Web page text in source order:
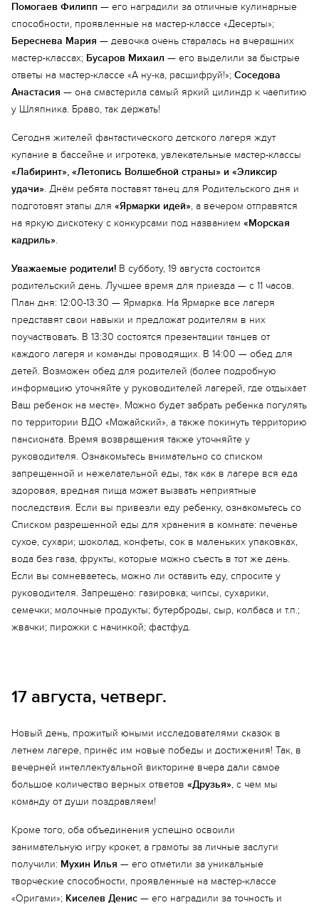
Помогаев Филипп — его наградили за отличные кулинарные
способности, проявленные на мастер-классе «Десерты»;
Береснева Мария — девочка очень старалась на вчерашних
мастер-классах; Бусаров Михаил — его выделили за быстрые
ответы на мастер-классе «А ну-ка, расшифруй!»; Соседова
Анастасия — она смастерила самый яркий цилиндр к чаепитию
у Шляпника. Браво, так держать!
Сегодня жителей фантастического детского лагеря ждут
купание в бассейне и игротека, увлекательные мастер-классы
«Лабиринт», «Летопись Волшебной страны» и «Эликсир
удачи». Днём ребята поставят танец для Родительского дня и
подготовят этапы для «Ярмарки идей», а вечером отправятся
на яркую дискотеку с конкурсами под названием «Морская
кадриль».
Уважаемые родители! В субботу, 19 августа состоится
родительский день. Лучшее время для приезда — с 11 часов.
План дня: 12:00-13:30 — Ярмарка. На Ярмарке все лагеря
представят свои навыки и предложат родителям в них
поучаствовать. В 13:30 состоятся презентации танцев от
каждого лагеря и команды проводящих. В 14:00 — обед для
детей. Возможен обед для родителей (более подробную
информацию уточняйте у руководителей лагерей, где отдыхает
Ваш ребенок на месте». Можно будет забрать ребенка погулять
по территории ВДО «Можайский», а также покинуть территорию
пансионата. Время возвращения также уточняйте у
руководителя. Ознакомьтесь внимательно со списком
запрещенной и нежелательной еды, так как в лагере вся еда
здоровая, вредная пища может вызвать неприятные
последствия. Если вы привезли еду ребенку, ознакомьтесь со
Списком разрешенной еды для хранения в комнате: печенье
сухое, сухари; шоколад, конфеты, сок в маленьких упаковках,
вода без газа, фрукты, которые можно съесть в тот же день.
Если вы сомневаетесь, можно ли оставить еду, спросите у
руководителя. Запрещено: газировка; чипсы, сухарики,
семечки; молочные продукты; бутерброды, сыр, колбаса и т.п.;
жвачки; пирожки с начинкой; фастфуд.
17 августа, четверг.
Новый день, прожитый юными исследователями сказок в
летнем лагере, принёс им новые победы и достижения! Так, в
вечерней интеллектуальной викторине вчера дали самое
большое количество верных ответов «Друзья», с чем мы
команду от души поздравляем!
Кроме того, оба объединения успешно освоили
занимательную игру крокет, а грамоты за личные заслуги
получили: Мухин Илья — его отметили за уникальные
творческие способности, проявленные на мастер-классе
«Оригами»; Киселев Денис — его наградили за точность и